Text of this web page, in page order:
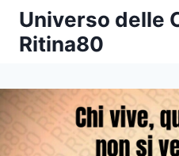
Salta
contenuto
Universo delle
Ritina80